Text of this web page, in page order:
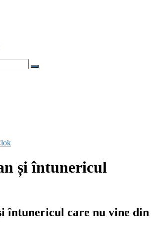
și întunericul
întunericul care nu vine din